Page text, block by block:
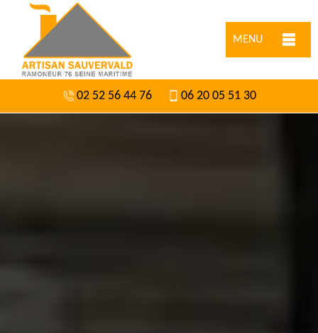
MENU
02 52 56 44 76 06 20 05 51 30